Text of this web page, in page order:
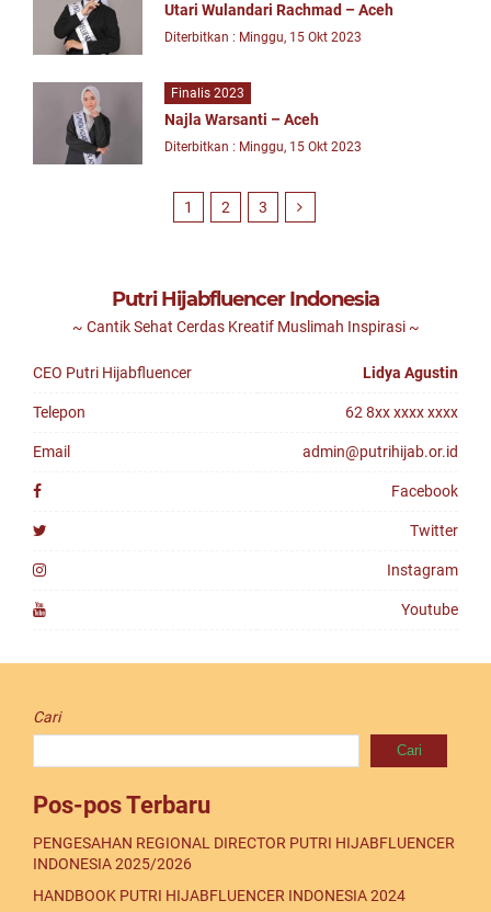
Utari Wulandari Rachmad – Aceh
Diterbitkan : Minggu, 15 Okt 2023
Finalis 2023
Najla Warsanti – Aceh
Diterbitkan : Minggu, 15 Okt 2023
1 2 3
Putri Hijabfluencer Indonesia
~ Cantik Sehat Cerdas Kreatif Muslimah Inspirasi ~
CEO Putri Hijabfluencer Lidya Agustin
Telepon 62 8xx xxxx xxxx
Email admin@putrihijab.or.id
Facebook
Twitter
Instagram
Youtube
Cari
Cari
Pos-pos Terbaru
PENGESAHAN REGIONAL DIRECTOR PUTRI HIJABFLUENCER
INDONESIA 2025/2026
HANDBOOK PUTRI HIJABFLUENCER INDONESIA 2024